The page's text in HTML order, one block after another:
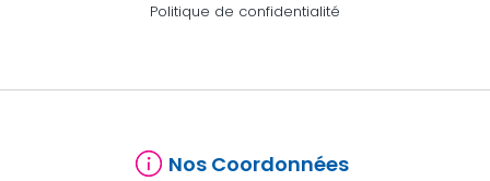
Politique de confidentialité
Nos Coordonnées